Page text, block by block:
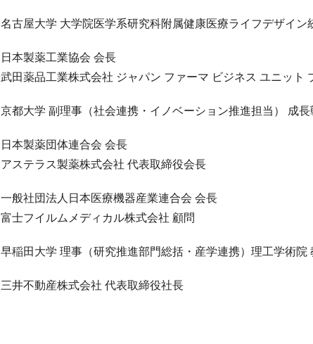
名古屋大学 大学院医学系研究科附属健康医療ライフデザイン
日本製薬工業協会 会長
武田薬品工業株式会社 ジャパン ファーマ ビジネス ユニット
京都大学 副理事（社会連携・イノベーション推進担当） 成
日本製薬団体連合会 会長
アステラス製薬株式会社 代表取締役会長
一般社団法人日本医療機器産業連合会 会長
富士フイルムメディカル株式会社 顧問
早稲田大学 理事（研究推進部門総括・産学連携）理工学術院
三井不動産株式会社 代表取締役社長